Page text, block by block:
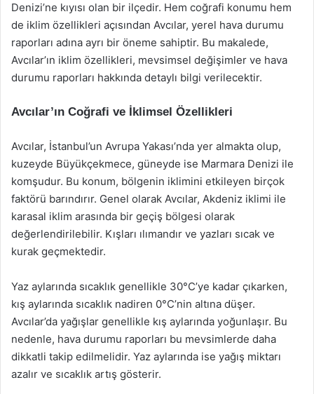
Denizi’ne kıyısı olan bir ilçedir. Hem coğrafi konumu hem
de iklim özellikleri açısından Avcılar, yerel hava durumu
raporları adına ayrı bir öneme sahiptir. Bu makalede,
Avcılar’ın iklim özellikleri, mevsimsel değişimler ve hava
durumu raporları hakkında detaylı bilgi verilecektir.
Avcılar’ın Coğrafi ve İklimsel Özellikleri
Avcılar, İstanbul’un Avrupa Yakası’nda yer almakta olup,
kuzeyde Büyükçekmece, güneyde ise Marmara Denizi ile
komşudur. Bu konum, bölgenin iklimini etkileyen birçok
faktörü barındırır. Genel olarak Avcılar, Akdeniz iklimi ile
karasal iklim arasında bir geçiş bölgesi olarak
değerlendirilebilir. Kışları ılımandır ve yazları sıcak ve
kurak geçmektedir.
Yaz aylarında sıcaklık genellikle 30°C’ye kadar çıkarken,
kış aylarında sıcaklık nadiren 0°C’nin altına düşer.
Avcılar’da yağışlar genellikle kış aylarında yoğunlaşır. Bu
nedenle, hava durumu raporları bu mevsimlerde daha
dikkatli takip edilmelidir. Yaz aylarında ise yağış miktarı
azalır ve sıcaklık artış gösterir.